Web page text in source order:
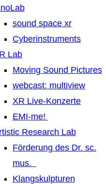
sound space xr
Cyberinstruments
Lab
Moving Sound Pictures
webcast: multiview
XR Live-Konzerte
EMI-me!
Research Lab
Förderung des Dr. sc.
mus.
Klangskulpturen